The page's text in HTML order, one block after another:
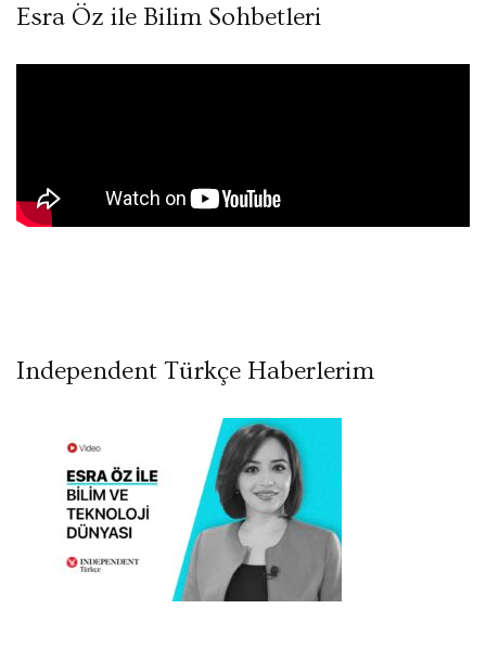
Esra Öz ile Bilim Sohbetleri
Independent Türkçe Haberlerim